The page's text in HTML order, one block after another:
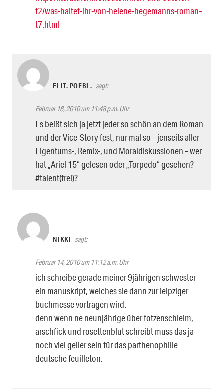
f2/was-haltet-ihr-von-helene-hegemanns-roman–
t7.html
ELIT. POEBL. sagt:
Februar 18, 2010 um 11:48 p.m. Uhr
Es beißt sich ja jetzt jeder so schön an dem Roman
und der Vice-Story fest, nur mal so – jenseits aller
Eigentums-, Remix-, und Moraldiskussionen – wer
hat „Ariel 15“ gelesen oder „Torpedo“ gesehen?
#talent(frei)?
NIKKI sagt:
Februar 14, 2010 um 11:12 a.m. Uhr
ich schreibe gerade meiner 9jährigen schwester
ein manuskript, welches sie dann zur leipziger
buchmesse vortragen wird.
denn wenn ne neunjährige über fotzenschleim,
arschfick und rosettenblut schreibt muss das ja
noch viel geiler sein für das parthenophilie
deutsche feuilleton.